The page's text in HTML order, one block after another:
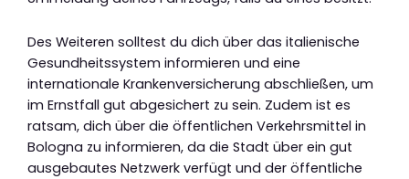
Des Weiteren solltest du dich über das italienische
Gesundheitssystem informieren und eine
internationale Krankenversicherung abschließen, um
im Ernstfall gut abgesichert zu sein. Zudem ist es
ratsam, dich über die öffentlichen Verkehrsmittel in
Bologna zu informieren, da die Stadt über ein gut
ausgebautes Netzwerk verfügt und der öffentliche